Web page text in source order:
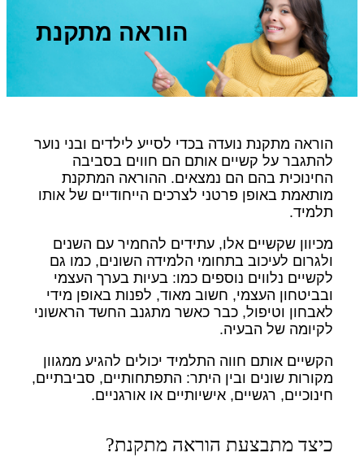
הוראה מתקנת
הוראה מתקנת נועדה בכדי לסייע לילדים ובני נוער
להתגבר על קשיים אותם הם חווים בסביבה
החינוכית בהם הם נמצאים. ההוראה המתקנת
מותאמת באופן פרטני לצרכים הייחודיים של אותו
תלמיד.
מכיוון שקשיים אלו, עתידים להחמיר עם השנים
ולגרום לעיכוב בתחומי הלמידה השונים, כמו גם
לקשיים נלווים נוספים כמו: בעיות בערך העצמי
ובביטחון העצמי, חשוב מאוד, לפנות באופן מידי
לאבחון וטיפול, כבר כאשר מתגנב החשד הראשוני
לקיומה של הבעיה.
הקשיים אותם חווה התלמיד יכולים להגיע ממגוון
מקורות שונים ובין היתר: התפתחותיים, סביבתיים,
חינוכיים, רגשיים, אישיותיים או אורגניים.
כיצד מתבצעת הוראה מתקנת?